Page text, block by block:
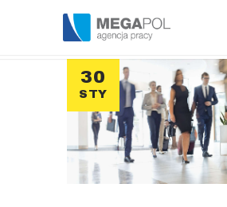
DATA BASE
FOR EMPLOYER
30
STY